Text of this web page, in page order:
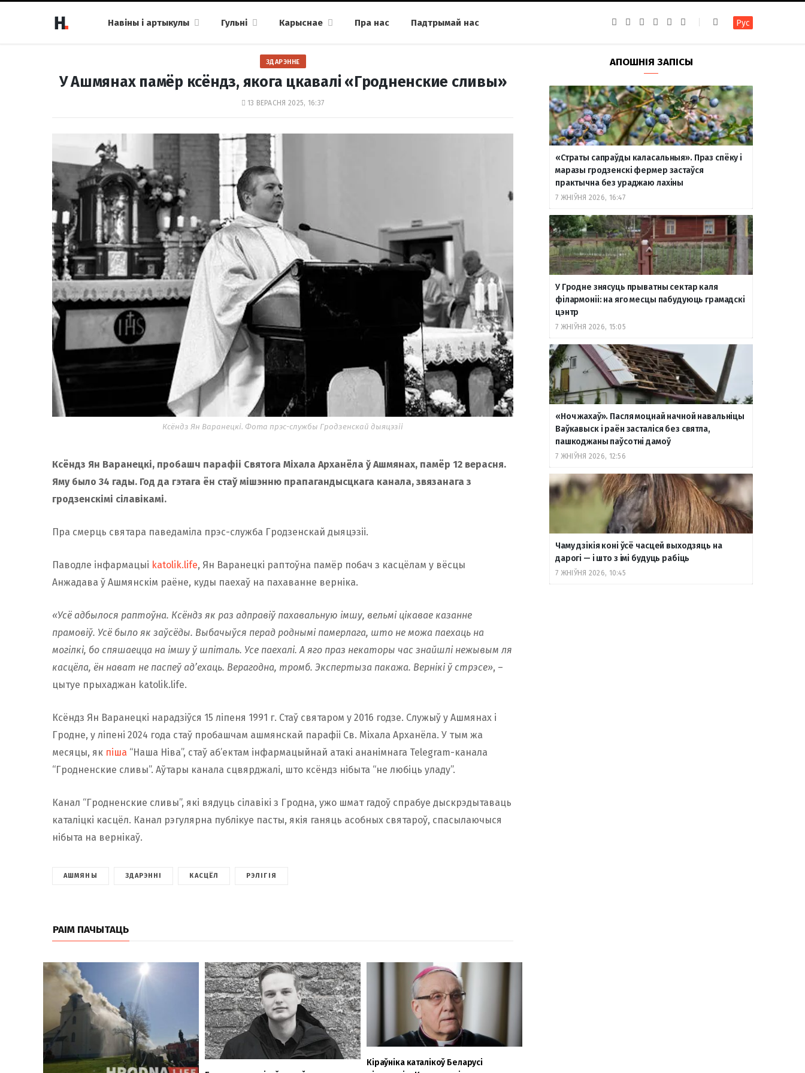
Навіны і артыкулы Гульні Карыснае Пра нас Падтрымай нас
b
o
k
a
g
a
m
g
r
a
m
u
b
т
а
т
е
Рус
ЗДАРЭННЕ
У Ашмянах памёр ксёндз, якога цкавалі «Гродненские сливы»
13 ВЕРАСНЯ 2025, 16:37
Ксёндз Ян Варанецкі. Фота прэс-службы Гродзенскай дыяцэзіі
Ксёндз Ян Варанецкі, пробашч парафіі Святога Міхала Арханёла ў Ашмянах, памёр 12 верасня.
Яму было 34 гады. Год да гэтага ён стаў мішэнню прапагандысцкага канала, звязанага з
гродзенскімі сілавікамі.
Пра смерць святара паведаміла прэс-служба Гродзенскай дыяцэзіі.
Паводле інфармацыі katolik.life, Ян Варанецкі раптоўна памёр побач з касцёлам у вёсцы
Анжадава ў Ашмянскім раёне, куды паехаў на пахаванне верніка.
«Усё адбылося раптоўна. Ксёндз як раз адправіў пахавальную імшу, вельмі цікавае казанне
прамовіў. Усё было як заўсёды. Выбачыўся перад роднымі памерлага, што не можа паехаць на
могілкі, бо спяшаецца на імшу ў шпіталь. Усе паехалі. А яго праз некаторы час знайшлі нежывым ля
касцёла, ён нават не паспеў ад’ехаць. Верагодна, тромб. Экспертыза пакажа. Вернікі ў стрэсе», –
цытуе прыхаджан katolik.life.
Ксёндз Ян Варанецкі нарадзіўся 15 ліпеня 1991 г. Стаў святаром у 2016 годзе. Служыў у Ашмянах і
Гродне, у ліпені 2024 года стаў пробашчам ашмянскай парафіі Св. Міхала Арханёла. У тым жа
месяцы, як піша “Наша Ніва”, стаў аб’ектам інфармацыйнай атакі ананімнага Telegram-канала
“Гродненские сливы”. Аўтары канала сцвярджалі, што ксёндз нібыта “не любіць уладу”.
Канал “Гродненские сливы”, які вядуць сілавікі з Гродна, ужо шмат гадоў спрабуе дыскрэдытаваць
каталіцкі касцёл. Канал рэгулярна публікуе пасты, якія ганяць асобных святароў, спасылаючыся
нібыта на вернікаў.
АШМЯНЫ ЗДАРЭННІ КАСЦЁЛ РЭЛІГІЯ
РАІМ ПАЧЫТАЦЬ
Кіраўніка каталікоў Беларусі
АПОШНІЯ ЗАПІСЫ
«Страты сапраўды каласальныя». Праз спёку і
маразы гродзенскі фермер застаўся
практычна без ураджаю лахіны
7 ЖНІЎНЯ 2026, 16:47
У Гродне знясуць прыватны сектар каля
філармоніі: на яго месцы пабудуюць грамадскі
цэнтр
7 ЖНІЎНЯ 2026, 15:05
«Ноч жахаў». Пасля моцнай начной навальніцы
Ваўкавыск і раён засталіся без святла,
пашкоджаны паўсотні дамоў
7 ЖНІЎНЯ 2026, 12:56
Чаму дзікія коні ўсё часцей выходзяць на
дарогі — і што з імі будуць рабіць
7 ЖНІЎНЯ 2026, 10:45